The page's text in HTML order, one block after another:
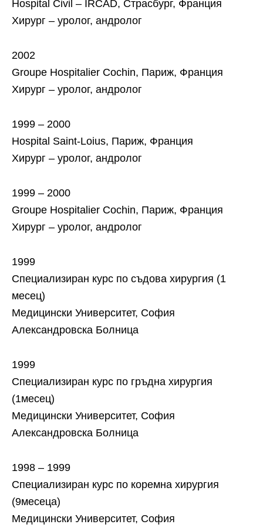
Hospital Civil – IRCAD, Страсбург, Франция
Хирург – уролог, андролог
2002
Groupe Hospitalier Cochin, Париж, Франция
Хирург – уролог, андролог
1999 – 2000
Hospital Saint-Loius, Париж, Франция
Хирург – уролог, андролог
1999 – 2000
Groupe Hospitalier Cochin, Париж, Франция
Хирург – уролог, андролог
1999
Специализиран курс по съдова хирургия (1
месец)
Медицински Университет, София
Александровска Болница
1999
Специализиран курс по гръдна хирургия
(1месец)
Медицински Университет, София
Александровска Болница
1998 – 1999
Специализиран курс по коремна хирургия
(9месеца)
Медицински Университет, София